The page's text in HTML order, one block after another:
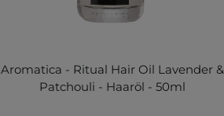
Aromatica - Ritual Hair Oil Lavender &
Patchouli - Haaröl - 50ml